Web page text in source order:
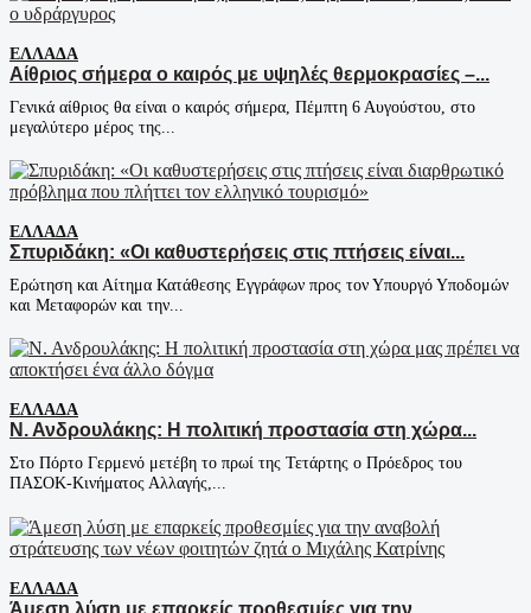
ΕΛΛΆΔΑ
Αίθριος σήμερα ο καιρός με υψηλές θερμοκρασίες –...
Γενικά αίθριος θα είναι ο καιρός σήμερα, Πέμπτη 6 Αυγούστου, στο
μεγαλύτερο μέρος της...
ΕΛΛΆΔΑ
Σπυριδάκη: «Οι καθυστερήσεις στις πτήσεις είναι...
Ερώτηση και Αίτημα Κατάθεσης Εγγράφων προς τον Υπουργό Υποδομών
και Μεταφορών και την...
ΕΛΛΆΔΑ
Ν. Ανδρουλάκης: Η πολιτική προστασία στη χώρα...
Στο Πόρτο Γερμενό μετέβη το πρωί της Τετάρτης ο Πρόεδρος του
ΠΑΣΟΚ-Κινήματος Αλλαγής,...
ΕΛΛΆΔΑ
Άμεση λύση με επαρκείς προθεσμίες για την...